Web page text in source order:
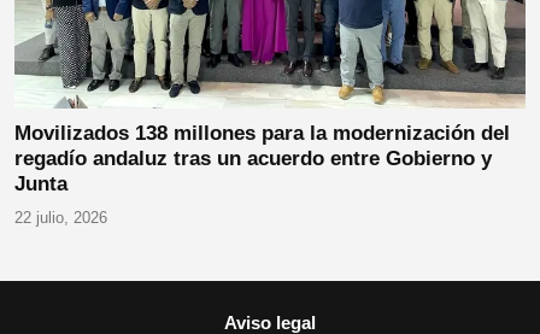
Movilizados 138 millones para la modernización del
regadío andaluz tras un acuerdo entre Gobierno y
Junta
22 julio, 2026
Aviso legal